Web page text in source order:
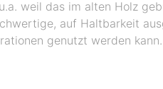
weil das im alten Holz
auf Haltbarkeit
genutzt werden